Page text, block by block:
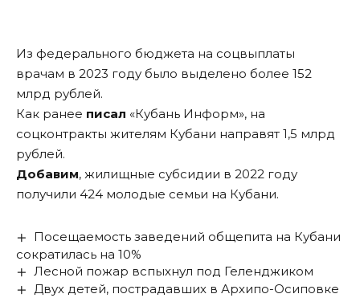
Из федерального бюджета на соцвыплаты
врачам в 2023 году было выделено более 152
млрд рублей.
Как ранее писал «Кубань Информ», на
соцконтракты жителям Кубани направят 1,5 млрд
рублей.
Добавим, жилищные субсидии в 2022 году
получили 424 молодые семьи на Кубани.
Посещаемость заведений общепита на Кубани
сократилась на 10%
Лесной пожар вспыхнул под Геленджиком
Двух детей, пострадавших в Архипо-Осиповке